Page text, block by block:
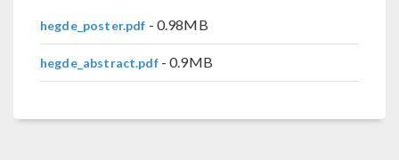
hegde_poster.pdf - 0.98MB
hegde_abstract.pdf- 0.9MB